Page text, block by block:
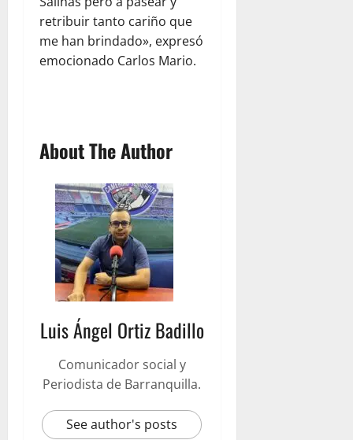
retribuir tanto cariño que
me han brindado», expresó
emocionado Carlos Mario.
About The Author
Luis Ángel Ortiz Badillo
Comunicador social y
Periodista de Barranquilla.
See author's posts